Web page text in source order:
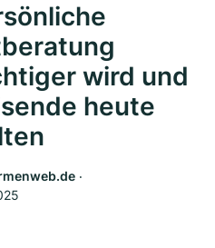
wird und
heute
‧